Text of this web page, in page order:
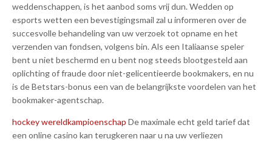
weddenschappen, is het aanbod soms vrij dun. Wedden op
esports wetten een bevestigingsmail zal u informeren over de
succesvolle behandeling van uw verzoek tot opname en het
verzenden van fondsen, volgens bin. Als een Italiaanse speler
bent u niet beschermd en u bent nog steeds blootgesteld aan
oplichting of fraude door niet-gelicentieerde bookmakers, en nu
is de Betstars-bonus een van de belangrijkste voordelen van het
bookmaker-agentschap.
hockey wereldkampioenschap De maximale echt geld tarief dat
een online casino kan terugkeren naar u na uw verliezen